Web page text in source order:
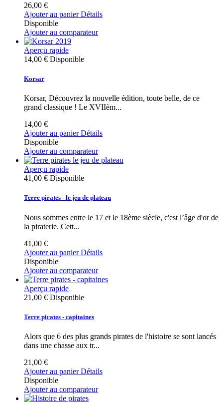
26,00 €
Ajouter au panier Détails
Disponible
Ajouter au comparateur
Aperçu rapide
14,00 € Disponible
Korsar
Korsar, Découvrez la nouvelle édition, toute belle, de ce
grand classique ! Le XVIIèm...
14,00 €
Ajouter au panier Détails
Disponible
Ajouter au comparateur
Aperçu rapide
41,00 € Disponible
Terre pirates - le jeu de plateau
Nous sommes entre le 17 et le 18ème siècle, c'est l’âge d'or de
la piraterie. Cett...
41,00 €
Ajouter au panier Détails
Disponible
Ajouter au comparateur
Aperçu rapide
21,00 € Disponible
Terre pirates - capitaines
Alors que 6 des plus grands pirates de l'histoire se sont lancés
dans une chasse aux tr...
21,00 €
Ajouter au panier Détails
Disponible
Ajouter au comparateur